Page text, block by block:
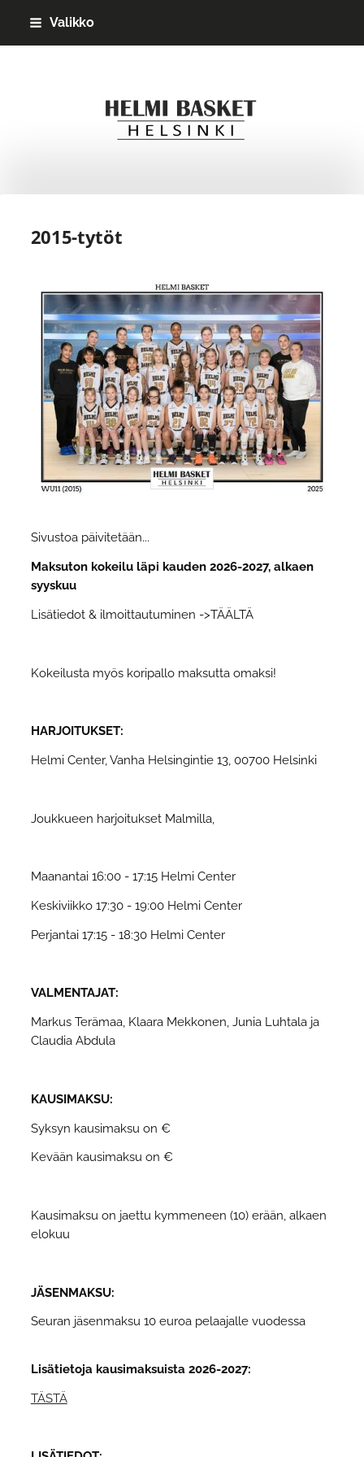
Siirry
Valikko
Helmi Basket ry
2015-tytöt
Sivustoa päivitetään...
Maksuton kokeilu läpi kauden 2026-2027, alkaen
syyskuu
Lisätiedot & ilmoittautuminen ->TÄÄLTÄ
Kokeilusta myös koripallo maksutta omaksi!
HARJOITUKSET:
Helmi Center, Vanha Helsingintie 13, 00700 Helsinki
Joukkueen harjoitukset Malmilla,
Maanantai 16:00 - 17:15 Helmi Center
Keskiviikko 17:30 - 19:00 Helmi Center
Perjantai 17:15 - 18:30 Helmi Center
VALMENTAJAT:
Markus Terämaa, Klaara Mekkonen, Junia Luhtala ja
Claudia Abdula
KAUSIMAKSU:
Syksyn kausimaksu on €
Kevään kausimaksu on €
Kausimaksu on jaettu kymmeneen (10) erään, alkaen
elokuu
JÄSENMAKSU:
Seuran jäsenmaksu 10 euroa pelaajalle vuodessa
Lisätietoja kausimaksuista 2026-2027:
TÄSTÄ